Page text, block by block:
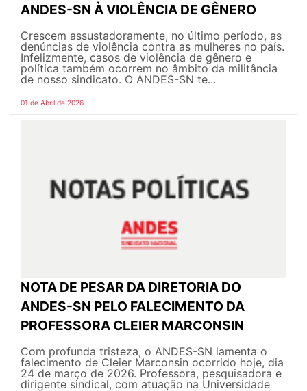
ANDES-SN À VIOLÊNCIA DE GÊNERO
Crescem assustadoramente, no último período, as
denúncias de violência contra as mulheres no país.
Infelizmente, casos de violência de gênero e
política também ocorrem no âmbito da militância
de nosso sindicato. O ANDES-SN te...
01 de Abril de 2026
NOTA DE PESAR DA DIRETORIA DO
ANDES-SN PELO FALECIMENTO DA
PROFESSORA CLEIER MARCONSIN
Com profunda tristeza, o ANDES-SN lamenta o
falecimento de Cleier Marconsin ocorrido hoje, dia
24 de março de 2026. Professora, pesquisadora e
dirigente sindical, com atuação na Universidade